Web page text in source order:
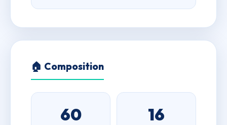
🏠 Composition
60 16